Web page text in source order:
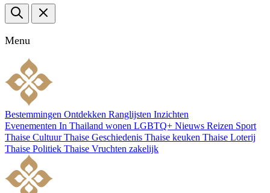
Menu
Bestemmingen Ontdekken Ranglijsten Inzichten
Evenementen In Thailand wonen LGBTQ+ Nieuws Reizen Sport
Thaise Cultuur Thaise Geschiedenis Thaise keuken Thaise Loterij
Thaise Politiek Thaise Vruchten zakelijk